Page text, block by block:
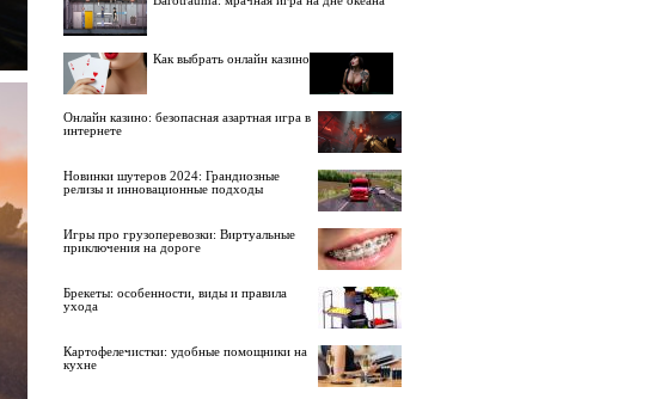
Как выбрать онлайн казино
Онлайн казино: безопасная азартная игра в
интернете
Новинки шутеров 2024: Грандиозные
релизы и инновационные подходы
Игры про грузоперевозки: Виртуальные
приключения на дороге
Брекеты: особенности, виды и правила
ухода
Картофелечистки: удобные помощники на
кухне